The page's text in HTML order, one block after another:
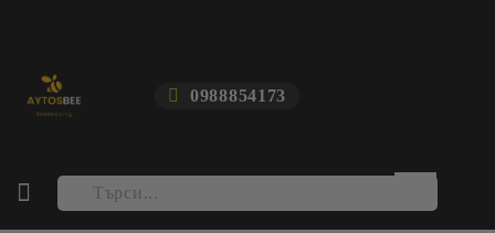
0988854173